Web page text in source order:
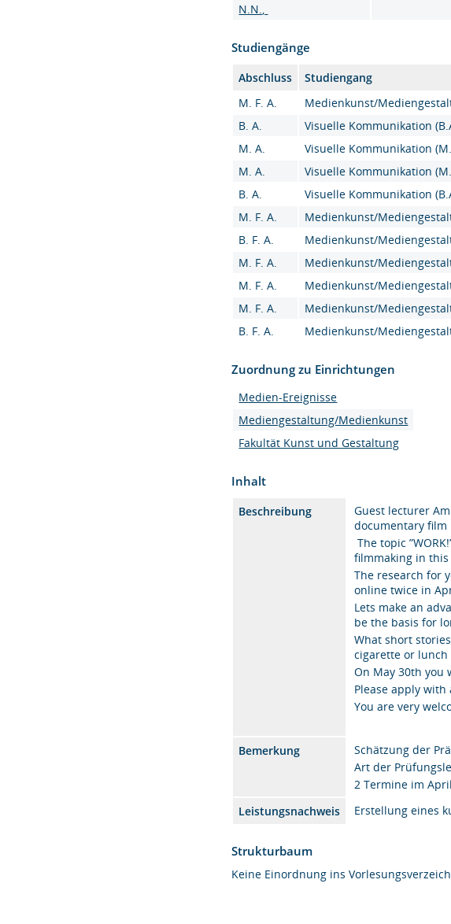
N.N.,
Studiengänge
Abschluss Studiengang
M. F. A.
Medienkunst/
B. A.
Visuelle Kommunikation
M. A.
Visuelle Kommunikation
M. A.
Visuelle Kommunikation
B. A.
Visuelle Kommunikation
M. F. A.
Medienkunst/
B. F. A.
Medienkunst/
M. F. A.
Medienkunst/
M. F. A.
Medienkunst/
M. F. A.
Medienkunst/
B. F. A.
Medienkunst/
Zuordnung zu Einrichtungen
Medien-Ereignisse
Mediengestaltung/Medienkunst
Fakultät Kunst und Gestaltung
Inhalt
Beschreibung
Guest lecturer
documentary film
The topic
filmmaking in
The research for
online twice in
Lets make an
be the basis for
What short
cigarette or lunch
On May 30th you
Please apply
You are very
Bemerkung
Schätzung der
Art der
2 Termine im
Leistungsnachweis
Erstellung eines
Strukturbaum
Keine Einordnung ins